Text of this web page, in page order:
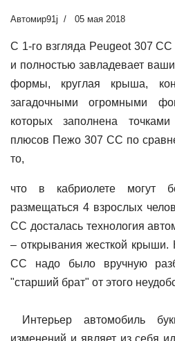
Автомир91j 05 мая 2018
С 1-го взгляда Peugeot 307
и полностью завладевает
формы, круглая крыша,
загадочными огромными
которых заполнена точками
плюсов Пежо 307 CC по
то,
что в кабриолете могут
размещаться 4 взрослых
CC досталась технология
– открывания жесткой
CC надо было вручную
"старший брат" от этого
Интерьер автомобиль
изменений и являет из себя